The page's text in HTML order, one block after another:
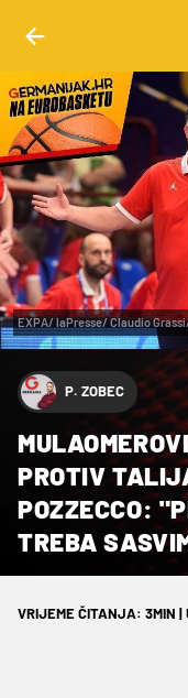
EXPA/ laPresse/ Claudio
P. ZOBEC
PROTIV
POZZECCO:
TREBA
VRIJEME ČITANJA: 3MIN